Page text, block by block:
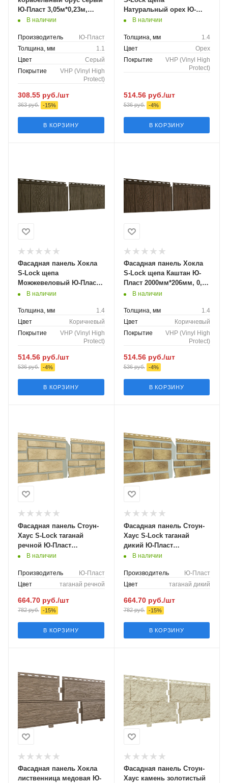
Ю-Пласт 3,05м*0,23м,
0,702м2
В наличии
Производитель
Ю-Пласт
Толщина, мм
1.1
Цвет
Серый
Покрытие
VHP (Vinyl High
Protect)
308.55 руб./шт
363руб. -15%
В КОРЗИНУ
Натуральный орех Ю-
Пласт 2000мм*206мм, 0,41
В наличии
Толщина, мм
1.4
Цвет
Орех
Покрытие
VHP (Vinyl High
Protect)
514.56руб./шт
536руб. -4%
В КОРЗИНУ
Фасадная панель Хокла
S-Lock щепа
Можжевеловый Ю-Пласт
2000мм*206мм, 0,41 м2
В наличии
Толщина, мм
1.4
Цвет
Коричневый
Покрытие
VHP (Vinyl High
Protect)
514.56 руб./шт
536руб. -4%
В КОРЗИНУ
Фасадная панель Хокла
S-Lock щепа Каштан Ю-
Пласт 2000мм*206мм, 0,41
м2
В наличии
Толщина, мм
1.4
Цвет
Коричневый
Покрытие
VHP (Vinyl High
Protect)
514.56руб./шт
536руб. -4%
В КОРЗИНУ
Фасадная панель Стоун-
Хаус S-Lock таганай
речной Ю-Пласт
1950мм*292мм, 0,569м2
В наличии
Производитель
Ю-Пласт
Цвет
таганай речной
664.70 руб./шт
782руб. -15%
В КОРЗИНУ
Фасадная панель Стоун-
Хаус S-Lock таганай
дикий Ю-Пласт
1950мм*292мм, 0,569м2
В наличии
Производитель
Ю-Пласт
Цвет
таганай дикий
664.70руб./шт
782руб. -15%
В КОРЗИНУ
Фасадная панель Хокла
лиственница медовая Ю-
Фасадная панель Стоун-
Хаус камень золотистый